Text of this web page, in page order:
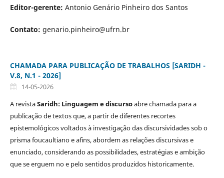
Editor-gerente: Antonio Genário Pinheiro dos Santos
Contato: genario.pinheiro@ufrn.br
CHAMADA PARA PUBLICAÇÃO DE TRABALHOS [SARIDH -
V.8, N.1 - 2026]
14-05-2026
A revistaSaridh: Linguagem e discursoabre chamada para a
publicação de textos que, a partir de diferentes recortes
epistemológicos voltados à investigação das discursividades sob o
prisma foucaultiano e afins, abordem as relações discursivas e
enunciado, considerando as possibilidades, estratégias e ambição
que se erguem no e pelo sentidos produzidos historicamente.